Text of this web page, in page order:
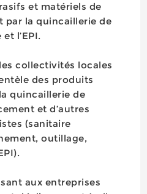
et matériels de
par la quincaillerie de
l’EPI.
collectivités locales
des produits
quincaillerie de
et d’autres
(sanitaire
outillage,
aux entreprises